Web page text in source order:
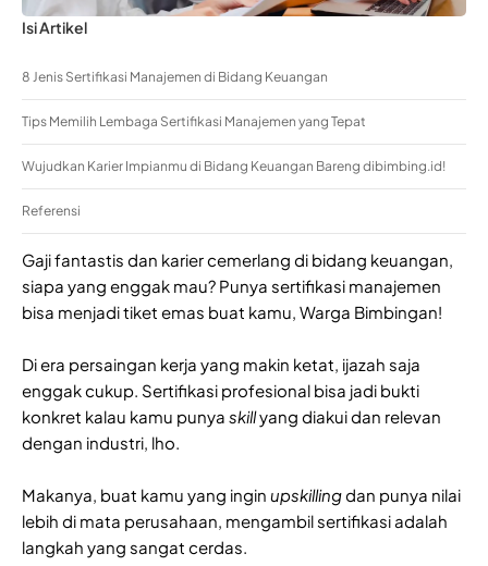
Isi Artikel
8 Jenis Sertifikasi Manajemen di Bidang Keuangan
Tips Memilih Lembaga Sertifikasi Manajemen yang Tepat
Wujudkan Karier Impianmu di Bidang Keuangan Bareng dibimbing.id!
Referensi
Gaji fantastis dan karier cemerlang di bidang keuangan,
siapa yang enggak mau? Punya sertifikasi manajemen
bisa menjadi tiket emas buat kamu, Warga Bimbingan!
Di era persaingan kerja yang makin ketat, ijazah saja
enggak cukup. Sertifikasi profesional bisa jadi bukti
konkret kalau kamu punya skillyang diakui dan relevan
dengan industri, lho.
Makanya, buat kamu yang ingin upskillingdan punya nilai
lebih di mata perusahaan, mengambil sertifikasi adalah
langkah yang sangat cerdas.